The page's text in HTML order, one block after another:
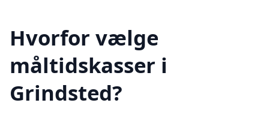
Hvorfor vælge
måltidskasser i
Grindsted?